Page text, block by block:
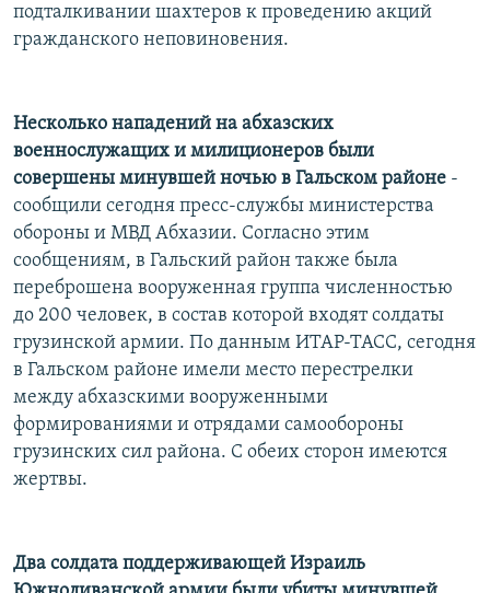
подталкивании шахтеров к проведению акций
гражданского неповиновения.
Несколько нападений на абхазских
военнослужащих и милиционеров были
совершены минувшей ночью в Гальском районе -
сообщили сегодня пресс-службы министерства
обороны и МВД Абхазии. Согласно этим
сообщениям, в Гальский район также была
переброшена вооруженная группа численностью
до 200 человек, в состав которой входят солдаты
грузинской армии. По данным ИТАР-ТАСС, сегодня
в Гальском районе имели место перестрелки
между абхазскими вооруженными
формированиями и отрядами самообороны
грузинских сил района. С обеих сторон имеются
жертвы.
Два солдата поддерживающей Израиль